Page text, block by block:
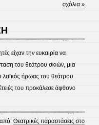
σχόλια »
είχαν την ευκαιρία να
του θεάτρου σκιών, μια
ήρωας του θεάτρου
του προκάλεσε άφθονο
Θεατρικές παραστάσεις στο